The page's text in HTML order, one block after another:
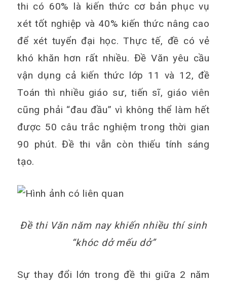
thi có 60% là kiến thức cơ bản phục vụ
xét tốt nghiệp và 40% kiến thức nâng cao
để xét tuyển đại học. Thực tế, đề có vẻ
khó khăn hơn rất nhiều. Đề Văn yêu cầu
vận dụng cả kiến thức lớp 11 và 12, đề
Toán thì nhiều giáo sư, tiến sĩ, giáo viên
cũng phải “đau đầu” vì không thể làm hết
được 50 câu trắc nghiệm trong thời gian
90 phút. Đề thi vẫn còn thiếu tính sáng
tạo.
Đề thi Văn năm nay khiến nhiều thí sinh
“khóc dở mếu dở”
Sự thay đổi lớn trong đề thi giữa 2 năm